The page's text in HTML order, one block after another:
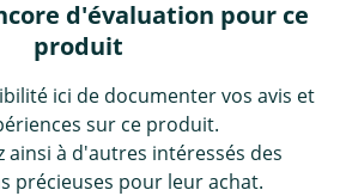
d'évaluation pour ce
produit
ici de documenter vos avis et
sur ce produit.
ainsi à d'autres intéressés des
précieuses pour leur achat.